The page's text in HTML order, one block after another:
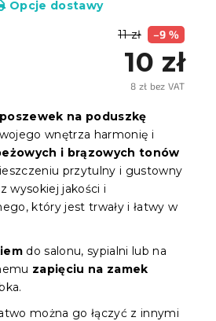
11 zł –9 %
10 zł
8 zł bez VAT
Opcje dostawy
na poduszkę
wnętrza harmonię i
i brązowych tonów
przytulny i gustowny
wysokiej jakości i
który jest trwały i łatwy w
do salonu, sypialni lub na
zapięciu na zamek
można go łączyć z innymi